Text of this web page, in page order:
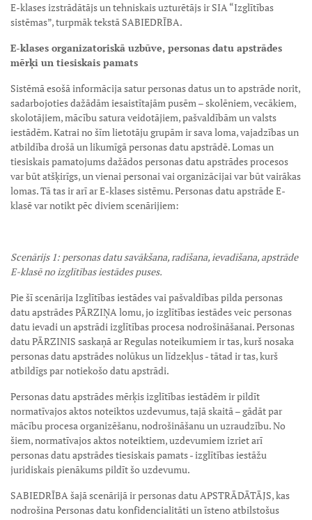
E-klases izstrādātājs un tehniskais uzturētājs ir SIA “Izglītības
sistēmas”, turpmāk tekstā SABIEDRĪBA.
E-klases organizatoriskā uzbūve, personas datu apstrādes
mērķi un tiesiskais pamats
Sistēmā esošā informācija satur personas datus un to apstrāde norit,
sadarbojoties dažādām iesaistītajām pusēm – skolēniem, vecākiem,
skolotājiem, mācību satura veidotājiem, pašvaldībām un valsts
iestādēm. Katrai no šīm lietotāju grupām ir sava loma, vajadzības un
atbildība drošā un likumīgā personas datu apstrādē. Lomas un
tiesiskais pamatojums dažādos personas datu apstrādes procesos
var būt atšķirīgs, un vienai personai vai organizācijai var būt vairākas
lomas. Tā tas ir arī ar E-klases sistēmu. Personas datu apstrāde E-
klasē var notikt pēc diviem scenārijiem:
Scenārijs 1: personas datu savākšana, radīšana, ievadīšana, apstrāde
E-klasē no izglītības iestādes puses.
Pie šī scenārija Izglītības iestādes vai pašvaldības pilda personas
datu apstrādes PĀRZIŅA lomu, jo izglītības iestādes veic personas
datu ievadi un apstrādi izglītības procesa nodrošināšanai. Personas
datu PĀRZINIS saskaņā ar Regulas noteikumiem ir tas, kurš nosaka
personas datu apstrādes nolūkus un līdzekļus - tātad ir tas, kurš
atbildīgs par notiekošo datu apstrādi.
Personas datu apstrādes mērķis izglītības iestādēm ir pildīt
normatīvajos aktos noteiktos uzdevumus, tajā skaitā – gādāt par
mācību procesa organizēšanu, nodrošināšanu un uzraudzību. No
šiem, normatīvajos aktos noteiktiem, uzdevumiem izriet arī
personas datu apstrādes tiesiskais pamats - izglītības iestāžu
juridiskais pienākums pildīt šo uzdevumu.
SABIEDRĪBA šajā scenārijā ir personas datu APSTRĀDĀTĀJS, kas
nodrošina Personas datu konfidencialitāti un īsteno atbilstošus